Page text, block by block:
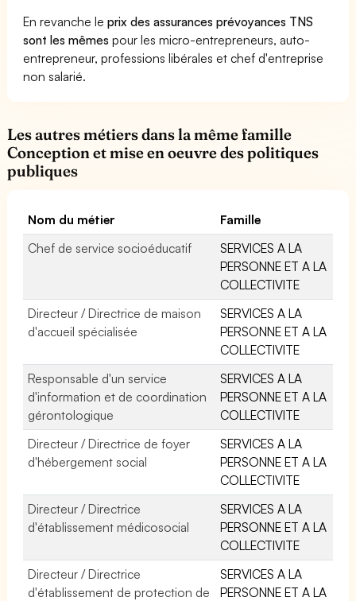
En revanche leprix des assurances prévoyances TNS
sont les mêmes pour les micro-entrepreneurs, auto-
entrepreneur, professions libérales et chef d'entreprise
non salarié.
Les autres métiers dans la même famille
Conception et mise en oeuvre des politiques
publiques
Nom du métier
Famille
Chef de service socioéducatif
SERVICES A LA
PERSONNE ET A LA
COLLECTIVITE
Directeur / Directrice de maison
d'accueil spécialisée
SERVICES A LA
PERSONNE ET A LA
COLLECTIVITE
Responsable d'un service
d'information et de coordination
gérontologique
SERVICES A LA
PERSONNE ET A LA
COLLECTIVITE
Directeur / Directrice de foyer
d'hébergement social
SERVICES A LA
PERSONNE ET A LA
COLLECTIVITE
Directeur / Directrice
d'établissement médicosocial
SERVICES A LA
PERSONNE ET A LA
COLLECTIVITE
Directeur / Directrice
d'établissement de protection de
SERVICES A LA
PERSONNE ET A LA